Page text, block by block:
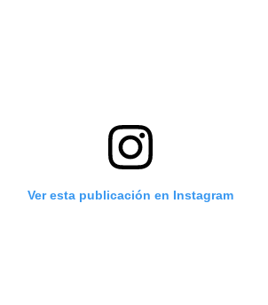
Ver esta publicación en Instagram